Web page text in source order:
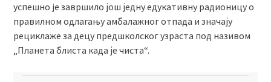
успешно je завршило још једну едукативну радионицу o
правилном одлагању амбалажног отпада и значају
рециклаже за децу предшколског узраста под називом
„Планета блиста када је чиста“.